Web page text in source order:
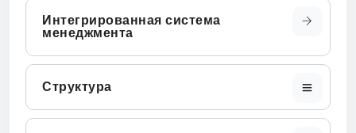
Интегрированная система
менеджмента
Структура